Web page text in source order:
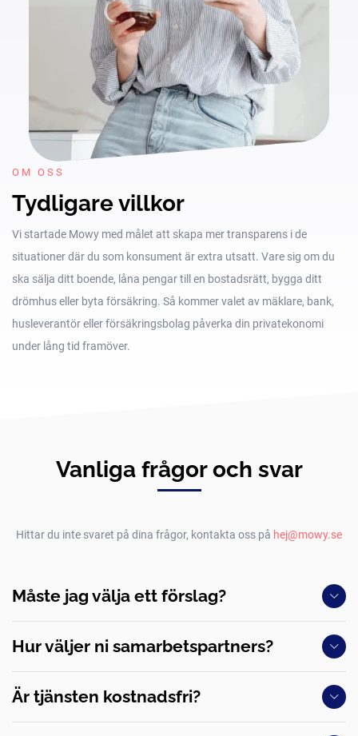
OM OSS
Tydligare villkor
Vi startade Mowy med målet att skapa mer transparens i de
situationer där du som konsument är extra utsatt. Vare sig om du
ska sälja ditt boende, låna pengar till en bostadsrätt, bygga ditt
drömhus eller byta försäkring. Så kommer valet av mäklare, bank,
husleverantör eller försäkringsbolag påverka din privatekonomi
under lång tid framöver.
Vanliga frågor och svar
Hittar du inte svaret på dina frågor, kontakta oss på hej@mowy.se
Måste jag välja ett förslag?
Hur väljer ni samarbetspartners?
Är tjänsten kostnadsfri?